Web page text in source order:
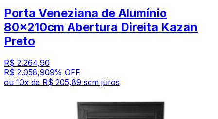
Porta Veneziana de Alumínio
80x210cm Abertura Direita Kazan
Preto
R$ 2.264,90
R$ 2.058,909% OFF
ou 10x de R$ 205,89 sem juros